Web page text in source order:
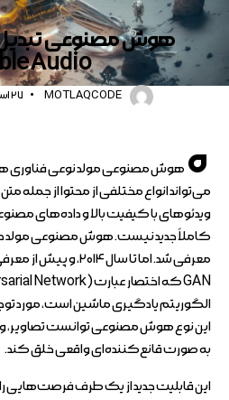
اخبار
هوش مصنوعی
Audio
MOTLAQCODE 27 اسفند 1400
ه هوش مصنوعی مولد نوعی
می‌تواند انواع مختلفی از محتوا از جمله
ویدئوهای با کیفیت بالا و داده‌های
معرفی شد. اما تا سال
الگوریتم یادگیری ماشین است، مورد
این نوع هوش مصنوعی توانست تصاویر،
به صورت قانع‌کننده‌ای واقعی خلق کند.
این قابلیت جدید از یک طرف فرصت‌هایی